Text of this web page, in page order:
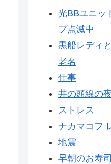
光BBユニッ
プ点滅中
黒船レディ
老名
仕事
井の頭線の
ストレス
ナカマコフ
地震
早朝のお寿